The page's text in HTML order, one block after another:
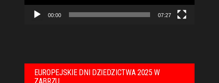
00:00 07:27
EUROPEJSKIE DNI DZIEDZICTWA 2025 W